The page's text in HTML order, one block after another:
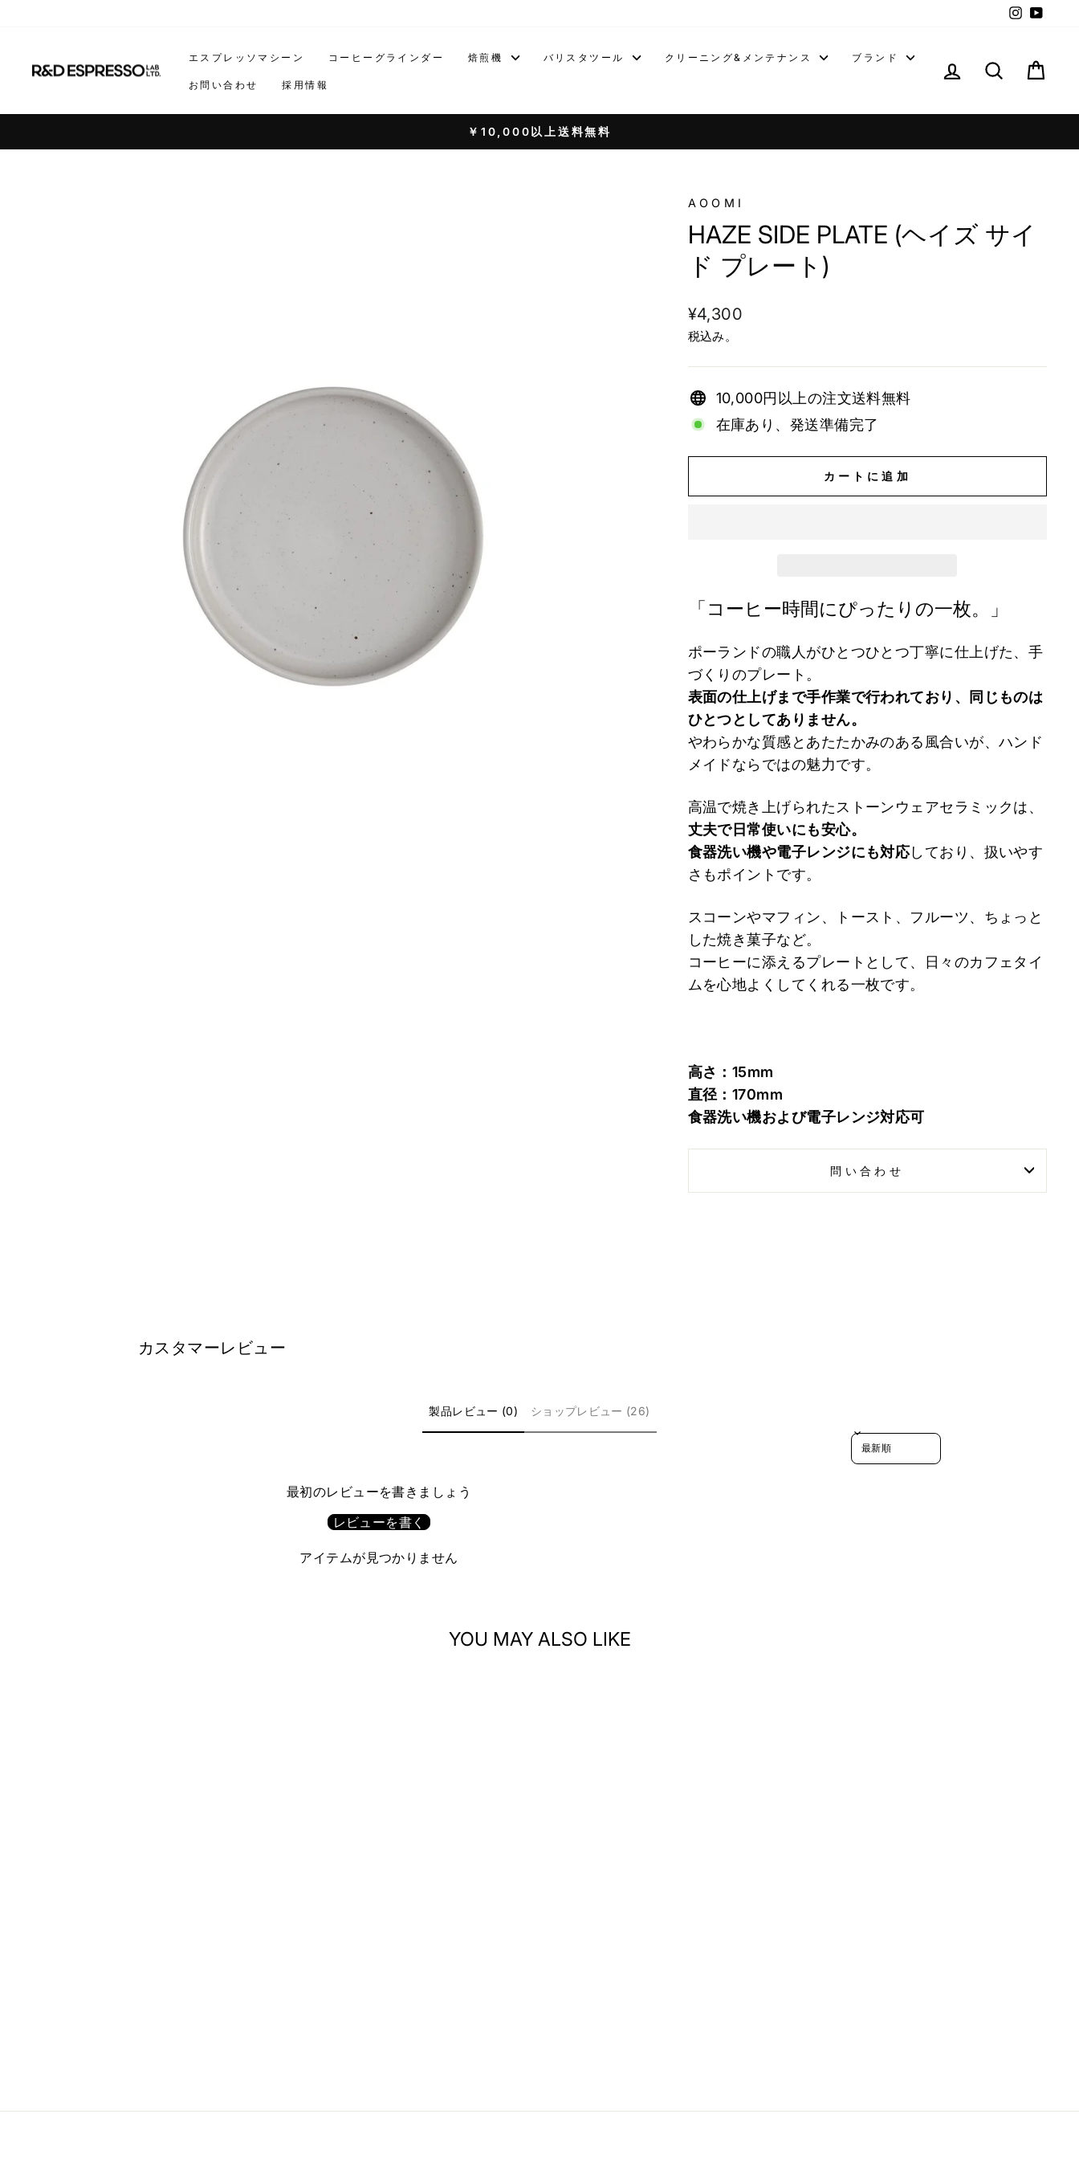
エスプレッソマシーン コーヒーグラインダー 焙煎機 バリスタツール クリーニング&メンテナンス ブランド
お問い合わせ 採用情報
ログイン
pause
￥10,000以上送料無料
AOOMI
HAZE SIDE PLATE (ヘイズ サイ
ド プレート)
通
常
¥4,300
税込み。
10,000円以上の注文送料無料
在庫あり、発送準備完了
カートに追加
「コーヒー時間にぴったりの一枚。」
ポーランドの職人がひとつひとつ丁寧に仕上げた、手
づくりのプレート。
表面の仕上げまで手作業で行われており、同じものは
ひとつとしてありません。
やわらかな質感とあたたかみのある風合いが、ハンド
メイドならではの魅力です。
高温で焼き上げられたストーンウェアセラミックは、
丈夫で日常使いにも安心。
食器洗い機や電子レンジにも対応しており、扱いやす
さもポイントです。
スコーンやマフィン、トースト、フルーツ、ちょっと
した焼き菓子など。
コーヒーに添えるプレートとして、日々のカフェタイ
ムを心地よくしてくれる一枚です。
高さ：15mm
直径：170mm
食器洗い機および電子レンジ対応可
問い合わせ
カスタマーレビュー
製品レビュー (0) ショップレビュー (26)
SORT REVIEWS BY
最初のレビューを書きましょう
レビューを書く
アイテムが見つかりません
YOU MAY ALSO LIKE